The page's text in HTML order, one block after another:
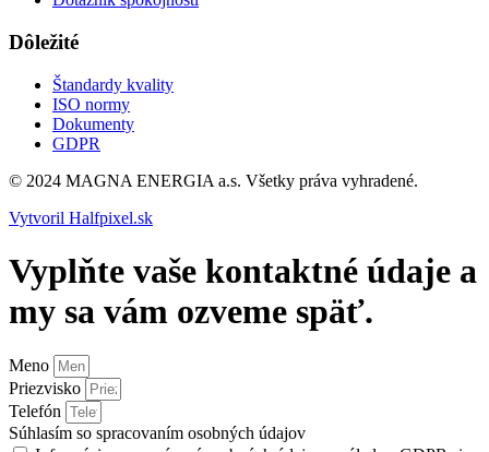
Dôležité
Štandardy kvality
ISO normy
Dokumenty
GDPR
© 2024 MAGNA ENERGIA a.s. Všetky práva vyhradené.
Vytvoril Halfpixel.sk
Vyplňte vaše kontaktné údaje a
my sa vám ozveme späť.
Meno
Priezvisko
Telefón
Súhlasím so spracovaním osobných údajov